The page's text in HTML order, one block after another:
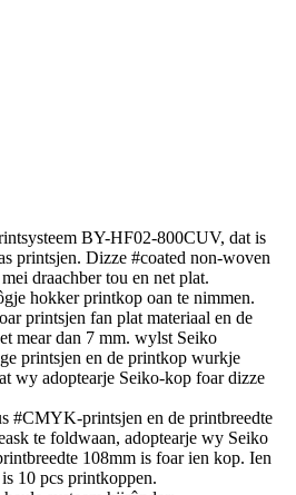
BY-HF02-800CUV, dat is
printsjen. Dizze #coated non-woven
draachber tou en net plat.
hokker printkop oan te nimmen.
printsjen fan plat materiaal en de
mear dan 7 mm. wylst Seiko
printsjen en de printkop wurkje
wy adoptearje Seiko-kop foar dizze
#CMYK-printsjen en de printbreedte
te foldwaan, adoptearje wy Seiko
108mm is foar ien kop. Ien
10 pcs printkoppen.